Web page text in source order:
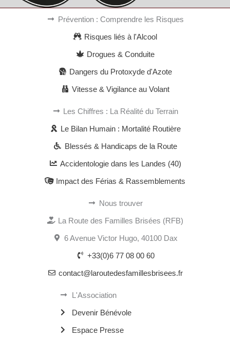
Prévention : Comprendre les Risques
Risques liés à l'Alcool
Drogues & Conduite
Dangers du Protoxyde d'Azote
Vitesse & Vigilance au Volant
Les Chiffres : La Réalité du Terrain
Le Bilan Humain : Mortalité Routière
Blessés & Handicaps de la Route
Accidentologie dans les Landes (40)
Impact des Férias & Rassemblements
Nous trouver
La Route des Familles Brisées (RFB)
6 Avenue Victor Hugo, 40100 Dax
+33(0)6 77 08 00 60
contact@laroutedesfamillesbrisees.fr
L'Association
Devenir Bénévole
Espace Presse